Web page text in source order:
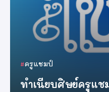
ครูแชมป์
ทำเนียบศิษย์ครูแช